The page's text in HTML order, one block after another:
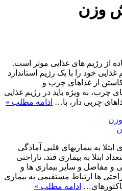
وزن
از رژیم های غذایی موثر است.
خود را با یک رژیم استاندارد
از غذاهای چرب و
چرب، به ویژه باید در رژیم غذایی
چربی دار، با… ادامه مطلب »
ابتلا به بیماریهای قلبی آمادگی
ابتلا به بیماری قند، ناراحتی
و مفاصل و سایر بیماری ها و
ها ارتباط مستقیمی به بیماری
ادامه مطلب »